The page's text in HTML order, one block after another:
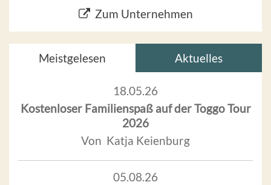
Zum Unternehmen
Meistgelesen Aktuelles
18.05.26
Kostenloser Familienspaß auf der Toggo Tour
2026
Von Katja Keienburg
05.08.26